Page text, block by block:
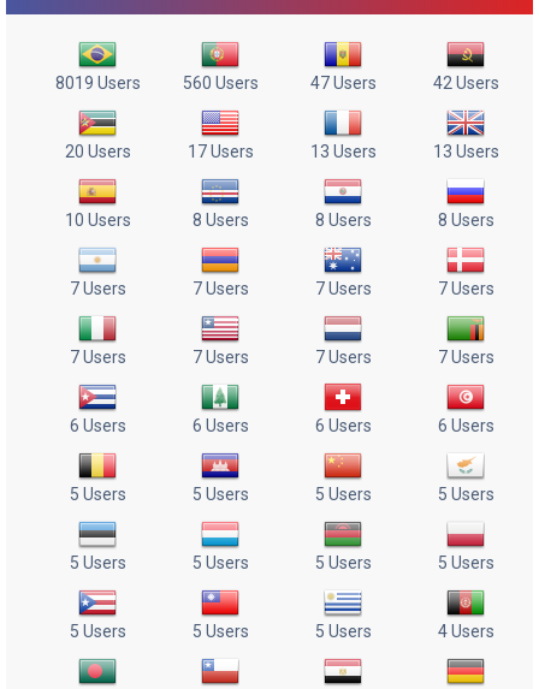
8019 Users 560 Users 47 Users 42 Users
20 Users 17 Users 13 Users 13 Users
10 Users 8 Users 8 Users 8 Users
7 Users 7 Users 7 Users 7 Users
7 Users 7 Users 7 Users 7 Users
6 Users 6 Users 6 Users 6 Users
5 Users 5 Users 5 Users 5 Users
5 Users 5 Users 5 Users 5 Users
5 Users 5 Users 5 Users 4 Users